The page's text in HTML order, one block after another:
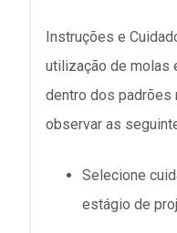
Instruções e
utilização de molas
dentro dos padrões
observar as
Selecione
estágio de